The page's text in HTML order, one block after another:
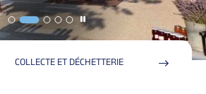
COLLECTE ET DÉCHETTERIE